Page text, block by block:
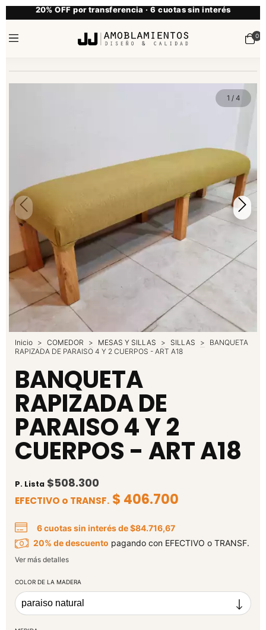
20% OFF por transferencia · 6 cuotas sin interés
0
1 / 4
Inicio > COMEDOR > MESAS Y SILLAS > SILLAS >
BANQUETA
RAPIZADA DE PARAISO 4 Y 2 CUERPOS - ART A18
BANQUETA
RAPIZADA DE
PARAISO 4 Y 2
CUERPOS - ART A18
P. Lista $508.300
EFECTIVO o TRANSF. $ 406.700
6cuotas sin interés de$84.716,67
20% de descuento pagando con EFECTIVO o TRANSF.
Ver más detalles
COLOR DE LA MADERA